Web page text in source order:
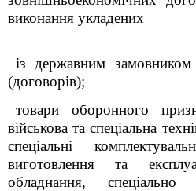
виконання укладених
із державним замовником
(договорів);
товари оборонного
військова та спеціальна
спеціальні
виготовлення та
обладнання,